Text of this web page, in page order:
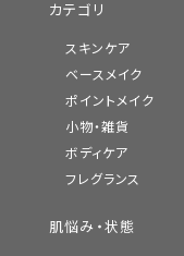
カテゴリ
スキンケア
ベースメイク
ポイントメイク
小物・雑貨
ボディケア
フレグランス
肌悩み・状態